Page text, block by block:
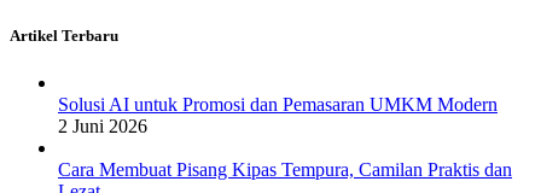
Artikel Terbaru
Solusi AI untuk Promosi dan Pemasaran UMKM Modern
2 Juni 2026
Cara Membuat Pisang Kipas Tempura, Camilan Praktis dan